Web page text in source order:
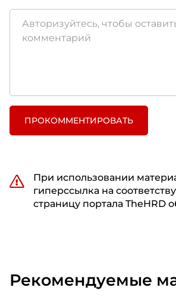
ПРОКОММЕНТИРОВАТЬ
При использовании
гиперссылка на
страницу портала TheHRD
Рекомендуемые